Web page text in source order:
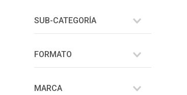
SUB-CATEGORÍA
Multivitaminicos
FORMATO
MARCA